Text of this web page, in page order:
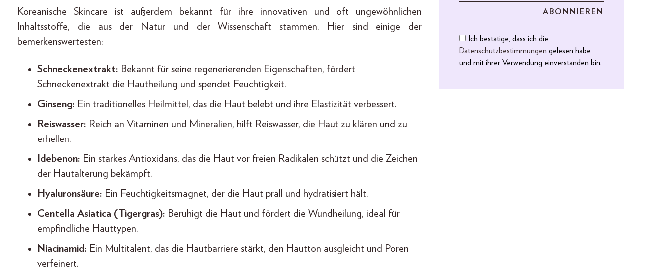
Koreanische Skincare ist außerdem bekannt für ihre innovativen und oft ungewöhnlichen
Inhaltsstoffe, die aus der Natur und der Wissenschaft stammen. Hier sind einige der
bemerkenswertesten:
Schneckenextrakt: Bekannt für seine regenerierenden Eigenschaften, fördert
Schneckenextrakt die Hautheilung und spendet Feuchtigkeit.
Ginseng: Ein traditionelles Heilmittel, das die Haut belebt und ihre Elastizität verbessert.
Reiswasser: Reich an Vitaminen und Mineralien, hilft Reiswasser, die Haut zu klären und zu
erhellen.
Idebenon: Ein starkes Antioxidans, das die Haut vor freien Radikalen schützt und die Zeichen
der Hautalterung bekämpft.
Hyaluronsäure: Ein Feuchtigkeitsmagnet, der die Haut prall und hydratisiert hält.
Centella Asiatica (Tigergras): Beruhigt die Haut und fördert die Wundheilung, ideal für
empfindliche Hauttypen.
Niacinamid: Ein Multitalent, das die Hautbarriere stärkt, den Hautton ausgleicht und Poren
verfeinert.
Ich bestätige, dass ich die
Datenschutzbestimmungen gelesen habe
und mit ihrer Verwendung einverstanden bin.